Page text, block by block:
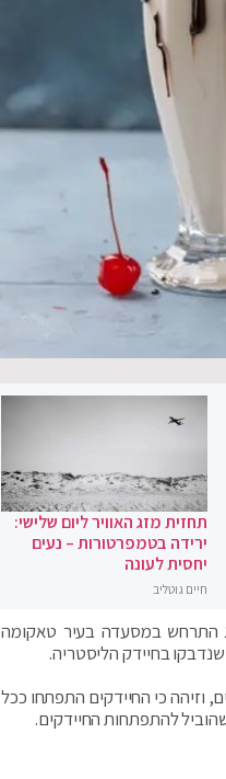
תחזית מזג האוויר ליום שלישי:
ירידה בטמפרטורות – נעים
יחסית לעונה
חיים גוטליב
התרחש במסעדה בעיר טאקומה
בחיידק הליסטריה.
וזיהה כי החיידקים התפתחו ככל